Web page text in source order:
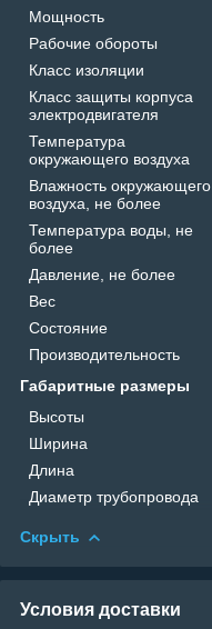
Мощность
Рабочие обороты
Класс изоляции
Класс защиты корпуса
электродвигателя
Температура
окружающего воздуха
Влажность окружающего
воздуха, не более
Температура воды, не
более
Давление, не более
Вес
Состояние
Производительность
Габаритные размеры
Высоты
Ширина
Длина
Диаметр трубопровода
Скрыть
Условия доставки